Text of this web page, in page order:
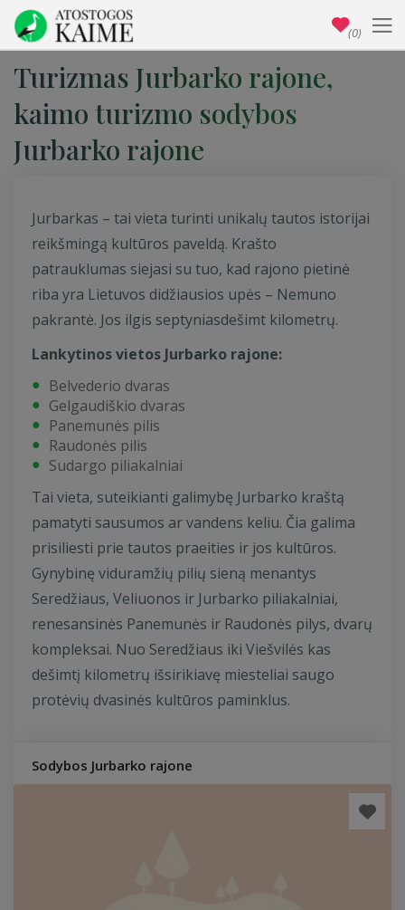
Turizmas Jurbarko rajone,
kaimo turizmo sodybos
Jurbarko rajone
Jurbarkas – tai vieta turinti unikalų tautos istorijai
reikšmingą kultūros paveldą. Krašto
patrauklumas siejasi su tuo, kad rajono pietinė
riba yra Lietuvos didžiausios upės – Nemuno
pakrantė. Jos ilgis septyniasdešimt kilometrų.
Lankytinos vietos Jurbarko rajone:
Belvederio dvaras
Gelgaudiškio dvaras
Panemunės pilis
Raudonės pilis
Sudargo piliakalniai
Tai vieta, suteikianti galimybę Jurbarko kraštą
pamatyti sausumos ar vandens keliu. Čia galima
prisiliesti prie tautos praeities ir jos kultūros.
Gynybinę viduramžių pilių sieną menantys
Seredžiaus, Veliuonos ir Jurbarko piliakalniai,
renesansinės Panemunės ir Raudonės pilys, dvarų
kompleksai. Nuo Seredžiaus iki Viešvilės kas
dešimtį kilometrų išsirikiavę miesteliai saugo
protėvių dvasinės kultūros paminklus.
Sodybos Jurbarko rajone
(0)